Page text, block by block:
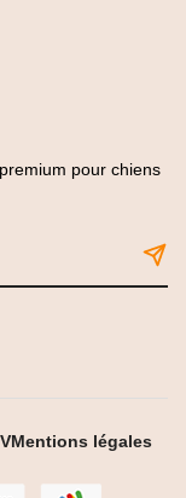
pour chiens
Mentions légales